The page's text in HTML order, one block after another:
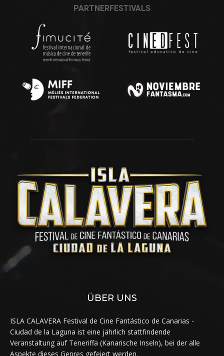
PARTNERFESTIVALS
ÜBER UNS
ISLA CALAVERA Festival de Cine Fantástico de Canarias -
Ciudad de la Laguna ist eine jährlich stattfindende
Veranstaltung auf Teneriffa (Kanarische Inseln), bei der alle
Aspekte dieses Genres gefeiert werden.